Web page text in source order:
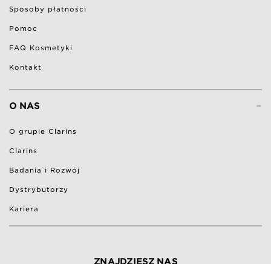
Sposoby płatności
Pomoc
FAQ Kosmetyki
Kontakt
-
O NAS
O grupie Clarins
Clarins
Badania i Rozwój
Dystrybutorzy
Kariera
ZNAJDZIESZ NAS